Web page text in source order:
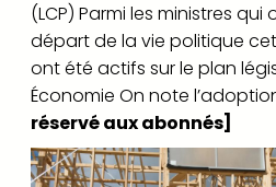
(LCP) Parmi les ministres
départ de la vie politique
ont été actifs sur le plan
Économie On note
réservé aux abonnés]